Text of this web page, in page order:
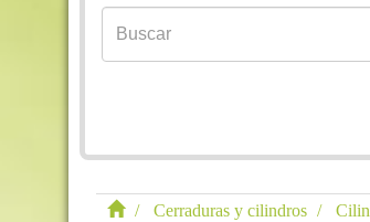
Cerraduras y cilindros